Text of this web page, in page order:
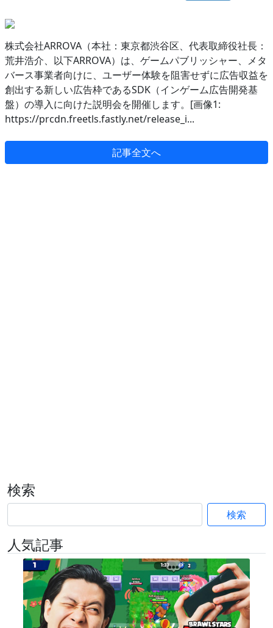
株式会社ARROVA（本社：東京都渋谷区、代表取締役社長：
荒井浩介、以下ARROVA）は、ゲームパブリッシャー、メタ
バース事業者向けに、ユーザー体験を阻害せずに広告収益を
創出する新しい広告枠であるSDK（インゲーム広告開発基
盤）の導入に向けた説明会を開催します。[画像1:
https://prcdn.freetls.fastly.net/release_i...
記事全文へ
検索
検索
人気記事